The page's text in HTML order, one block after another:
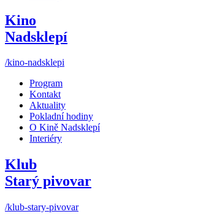
Kino
Nadsklepí
/kino-nadsklepi
Program
Kontakt
Aktuality
Pokladní hodiny
O Kině Nadsklepí
Interiéry
Klub
Starý pivovar
/klub-stary-pivovar